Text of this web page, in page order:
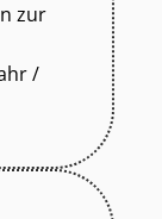
zur
/